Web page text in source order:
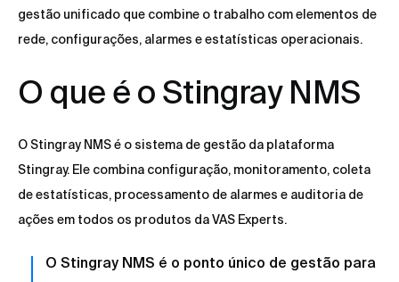
gestão unificado que combine o trabalho com elementos de
rede, configurações, alarmes e estatísticas operacionais.
O que é o Stingray NMS
O Stingray NMS é o sistema de gestão da plataforma
Stingray. Ele combina configuração, monitoramento, coleta
de estatísticas, processamento de alarmes e auditoria de
ações em todos os produtos da VAS Experts.
O Stingray NMS é o ponto único de gestão para